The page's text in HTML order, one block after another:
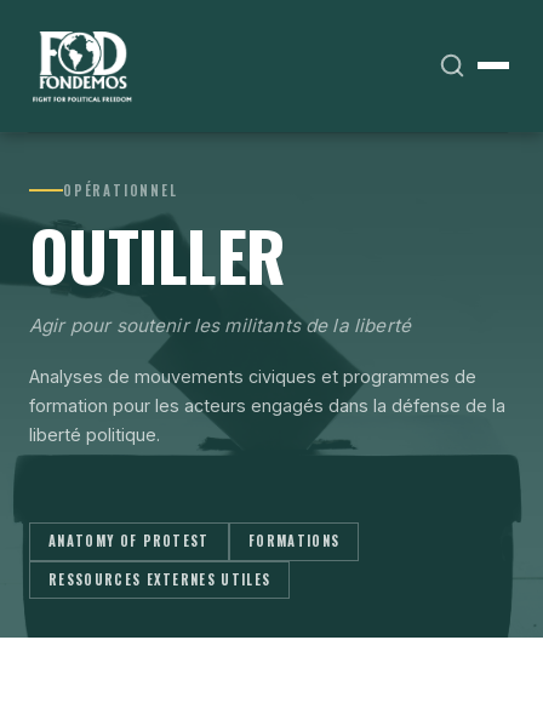
OPÉRATIONNEL
OUTILLER
Agir pour soutenir les militants de la liberté
Analyses de mouvements civiques et programmes de
formation pour les acteurs engagés dans la défense de la
liberté politique.
ANATOMY OF PROTEST
FORMATIONS
RESSOURCES EXTERNES UTILES